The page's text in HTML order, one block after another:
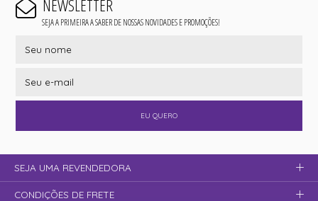
NEWSLETTER
SEJA A PRIMEIRA A SABER DE NOSSAS NOVIDADES E PROMOÇÕES!
EU QUERO
SEJA UMA REVENDEDORA
CONDIÇÕES DE FRETE